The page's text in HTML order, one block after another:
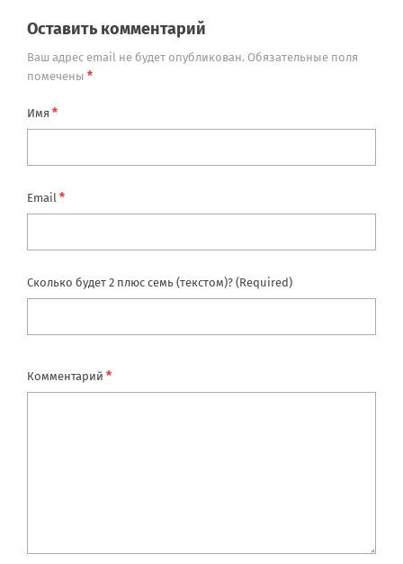
Оставить комментарий
Ваш адрес email не будет опубликован. Обязательные поля
помечены *
Имя *
Email *
Сколько будет 2 плюс семь (текстом)? (Required)
Комментарий *